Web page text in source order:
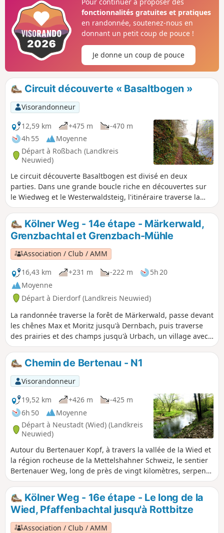
on arrive à un super point de vue et on marche à travers les
bois en passant devant un chêne légendaire jusqu'à
Peterslahr. On visite le monastère d'Ehrenstein, on traverse
la Wied, on passe par la Metteshahner Schweiz, on arrive
au Bertenauer Kopf et enfin à Neustadt.
fonctionnalités gratuites et pratiques
en randonnée, soutenez-nous en
donnant un petit coup de pouce !
Je donne un coup de pouce
Circuit découverte « Basaltbogen »
Visorandonneur
12,59 km
+475 m
-470 m
4h 55
Moyenne
Départ à Roßbach (Landkreis
Neuwied)
Le circuit découverte Basaltbogen est divisé en deux
parties. Dans une grande boucle riche en découvertes sur
le Wiedweg et le Westerwaldsteig, l'itinéraire traverse la
vallée de la Wied et les montagnes du Wied. Une autre
petite boucle mène de la vallée du Masbach au cône
volcanique du Rossbacher Häubchen, qui offre une vue
imprenable. Le point culminant de la randonnée est
l'ascension du Rossbacher Häubchen, visible de loin, qui
offre une vue imprenable sur cette partie du Westerwald.
Kölner Weg - 14e étape - Märkerwald,
Grenzbachtal et Grenzbach-Mühle
Association / Club / AMM
16,43 km
+231 m -222 m
5h 20
Moyenne
Départ à Dierdorf (Landkreis Neuwied)
La randonnée traverse la forêt de Märkerwald, passe devant
les chênes Max et Moritz jusqu'à Dernbach, puis traverse
des prairies et des champs jusqu'à Urbach, un village avec
une église qui rappelle la chapelle palatine d'Aix-la-
Chapelle. Après Urbach, une belle forêt de hêtres nous
accueille. On arrive à Linkenbach, dont la rue principale
porte le nom du chemin qui traverse le village : le Kölner
Weg. En passant par la vallée du Linkenbach, on arrive dans
la vallée du Grenzbach et au moulin du Grenzbach.
Chemin de Bertenau - N1
Visorandonneur
19,52 km
+426 m
-425 m
6h 50
Moyenne
Départ à Neustadt (Wied) (Landkreis
Neuwied)
Autour du Bertenauer Kopf, à travers la vallée de la Wied et
la région rocheuse de la Mettelshahner Schweiz, le sentier
Bertenauer Weg, long de près de vingt kilomètres, serpente
à travers le parc naturel Rhin-Westerwald. L'itinéraire longe
plusieurs fois de petits cours d'eau et descend dans des
vallées encaissées. Un petit détour par la route principale
vers le monastère d'Ehrenstein et les ruines du château du
même nom vaut le détour.
Kölner Weg - 16e étape - Le long de la
Wied, Pfaffenbachtal jusqu'à Rottbitze
Association / Club / AMM